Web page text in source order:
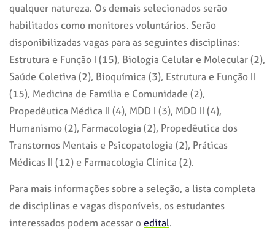
qualquer natureza. Os demais selecionados serão
habilitados como monitores voluntários. Serão
disponibilizadas vagas para as seguintes disciplinas:
Estrutura e Função I (15), Biologia Celular e Molecular (2),
Saúde Coletiva (2), Bioquímica (3), Estrutura e Função II
(15), Medicina de Família e Comunidade (2),
Propedêutica Médica II (4), MDD I (3), MDD II (4),
Humanismo (2), Farmacologia (2), Propedêutica dos
Transtornos Mentais e Psicopatologia (2), Práticas
Médicas II (12) e Farmacologia Clínica (2).
Para mais informações sobre a seleção, a lista completa
de disciplinas e vagas disponíveis, os estudantes
interessados podem acessar oedital.